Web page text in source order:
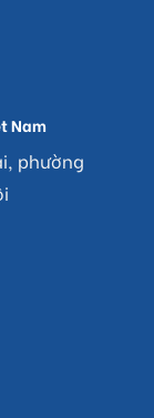
Nam
phường